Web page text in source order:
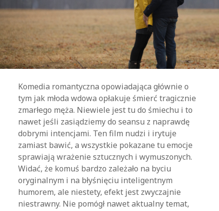
Komedia romantyczna opowiadająca głównie o
tym jak młoda wdowa opłakuje śmierć tragicznie
zmarłego męża. Niewiele jest tu do śmiechu i to
nawet jeśli zasiądziemy do seansu z naprawdę
dobrymi intencjami. Ten film nudzi i irytuje
zamiast bawić, a wszystkie pokazane tu emocje
sprawiają wrażenie sztucznych i wymuszonych.
Widać, że komuś bardzo zależało na byciu
oryginalnym i na błyśnięciu inteligentnym
humorem, ale niestety, efekt jest zwyczajnie
niestrawny. Nie pomógł nawet aktualny temat,